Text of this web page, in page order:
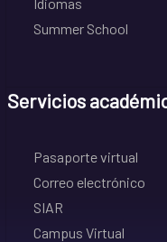
Summer School
Servicios
Pasaporte virtual
Correo electrónico
SIAR
Campus Virtual